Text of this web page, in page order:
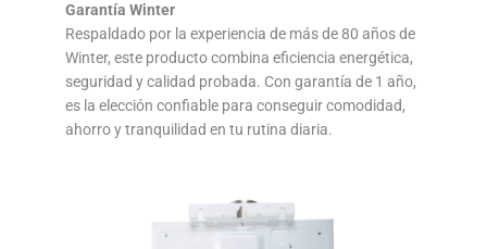
Garantía Winter
Respaldado por la experiencia de más de 80 años de
Winter, este producto combina eficiencia energética,
seguridad y calidad probada. Con garantía de 1 año,
es la elección confiable para conseguir comodidad,
ahorro y tranquilidad en tu rutina diaria.